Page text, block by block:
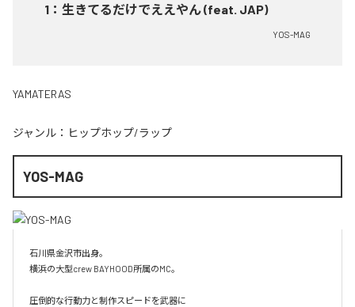
1 ： 生きてるだけでええやん (feat. JAP)
YOS-MAG
YAMATERAS
ジャンル： ヒップホップ/ラップ
YOS-MAG
石川県金沢市出身。
横浜の大型crew BAYHOOD所属のMC。
圧倒的な行動力と制作スピードを武器に